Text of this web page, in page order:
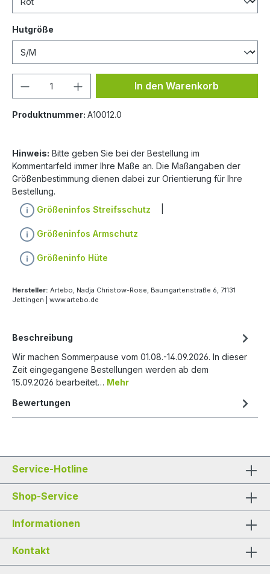
Hutgröße
In den Warenkorb
Produktnummer: A10012.0
Hinweis: Bitte geben Sie bei der Bestellung im
Kommentarfeld immer Ihre Maße an. Die Maßangaben der
Größenbestimmung dienen dabei zur Orientierung für Ihre
Bestellung.
Größeninfos Streifsschutz
Größeninfos Armschutz
Größeninfo Hüte
Hersteller: Artebo, Nadja Christow-Rose, Baumgartenstraße 6, 71131
Jettingen | www.artebo.de
Beschreibung
Wir machen Sommerpause vom 01.08.-14.09.2026. In dieser
Zeit eingegangene Bestellungen werden ab dem
15.09.2026 bearbeitet… Mehr
Bewertungen
Service-Hotline
Shop-Service
Informationen
Kontakt